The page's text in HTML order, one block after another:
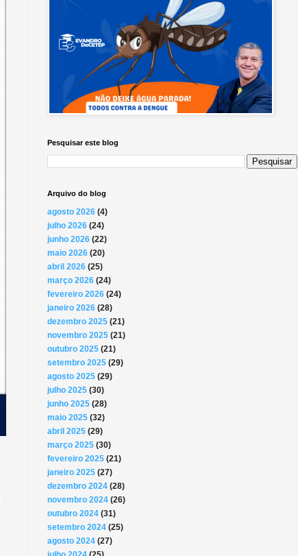
Pesquisar este blog
Arquivo do blog
agosto 2026 (4)
julho 2026 (24)
junho 2026 (22)
maio 2026 (20)
abril 2026 (25)
março 2026 (24)
fevereiro 2026 (24)
janeiro 2026 (28)
dezembro 2025 (21)
novembro 2025 (21)
outubro 2025 (21)
setembro 2025 (29)
agosto 2025 (29)
julho 2025 (30)
junho 2025 (28)
maio 2025 (32)
abril 2025 (29)
março 2025 (30)
fevereiro 2025 (21)
janeiro 2025 (27)
dezembro 2024 (28)
novembro 2024 (26)
outubro 2024 (31)
setembro 2024 (25)
agosto 2024 (27)